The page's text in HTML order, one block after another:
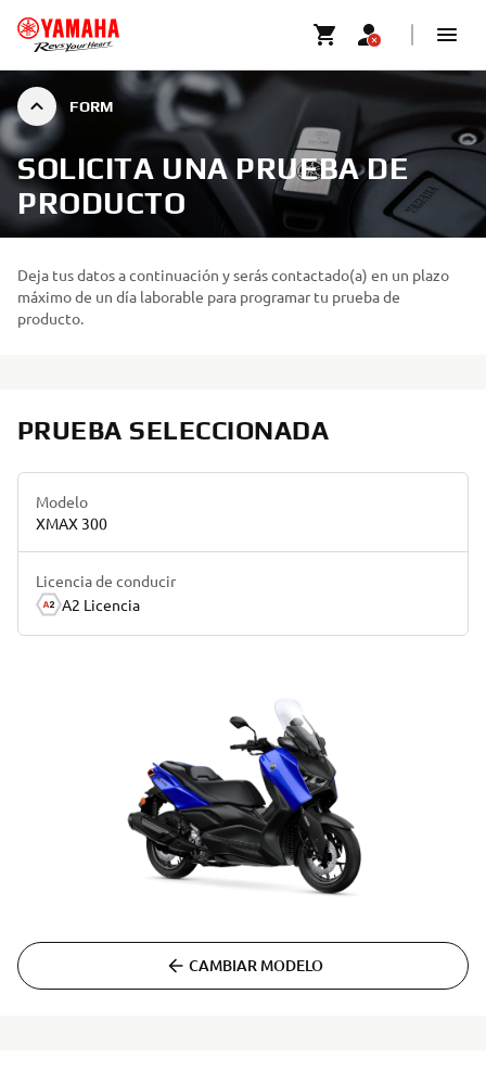
FORM
SOLICITA UNA PRUEBA DE
PRODUCTO
Deja tus datos a continuación y serás contactado(a) en un plazo
máximo de un día laborable para programar tu prueba de
producto.
PRUEBA SELECCIONADA
Modelo
XMAX 300
Licencia de conducir
A2 Licencia
CAMBIAR MODELO